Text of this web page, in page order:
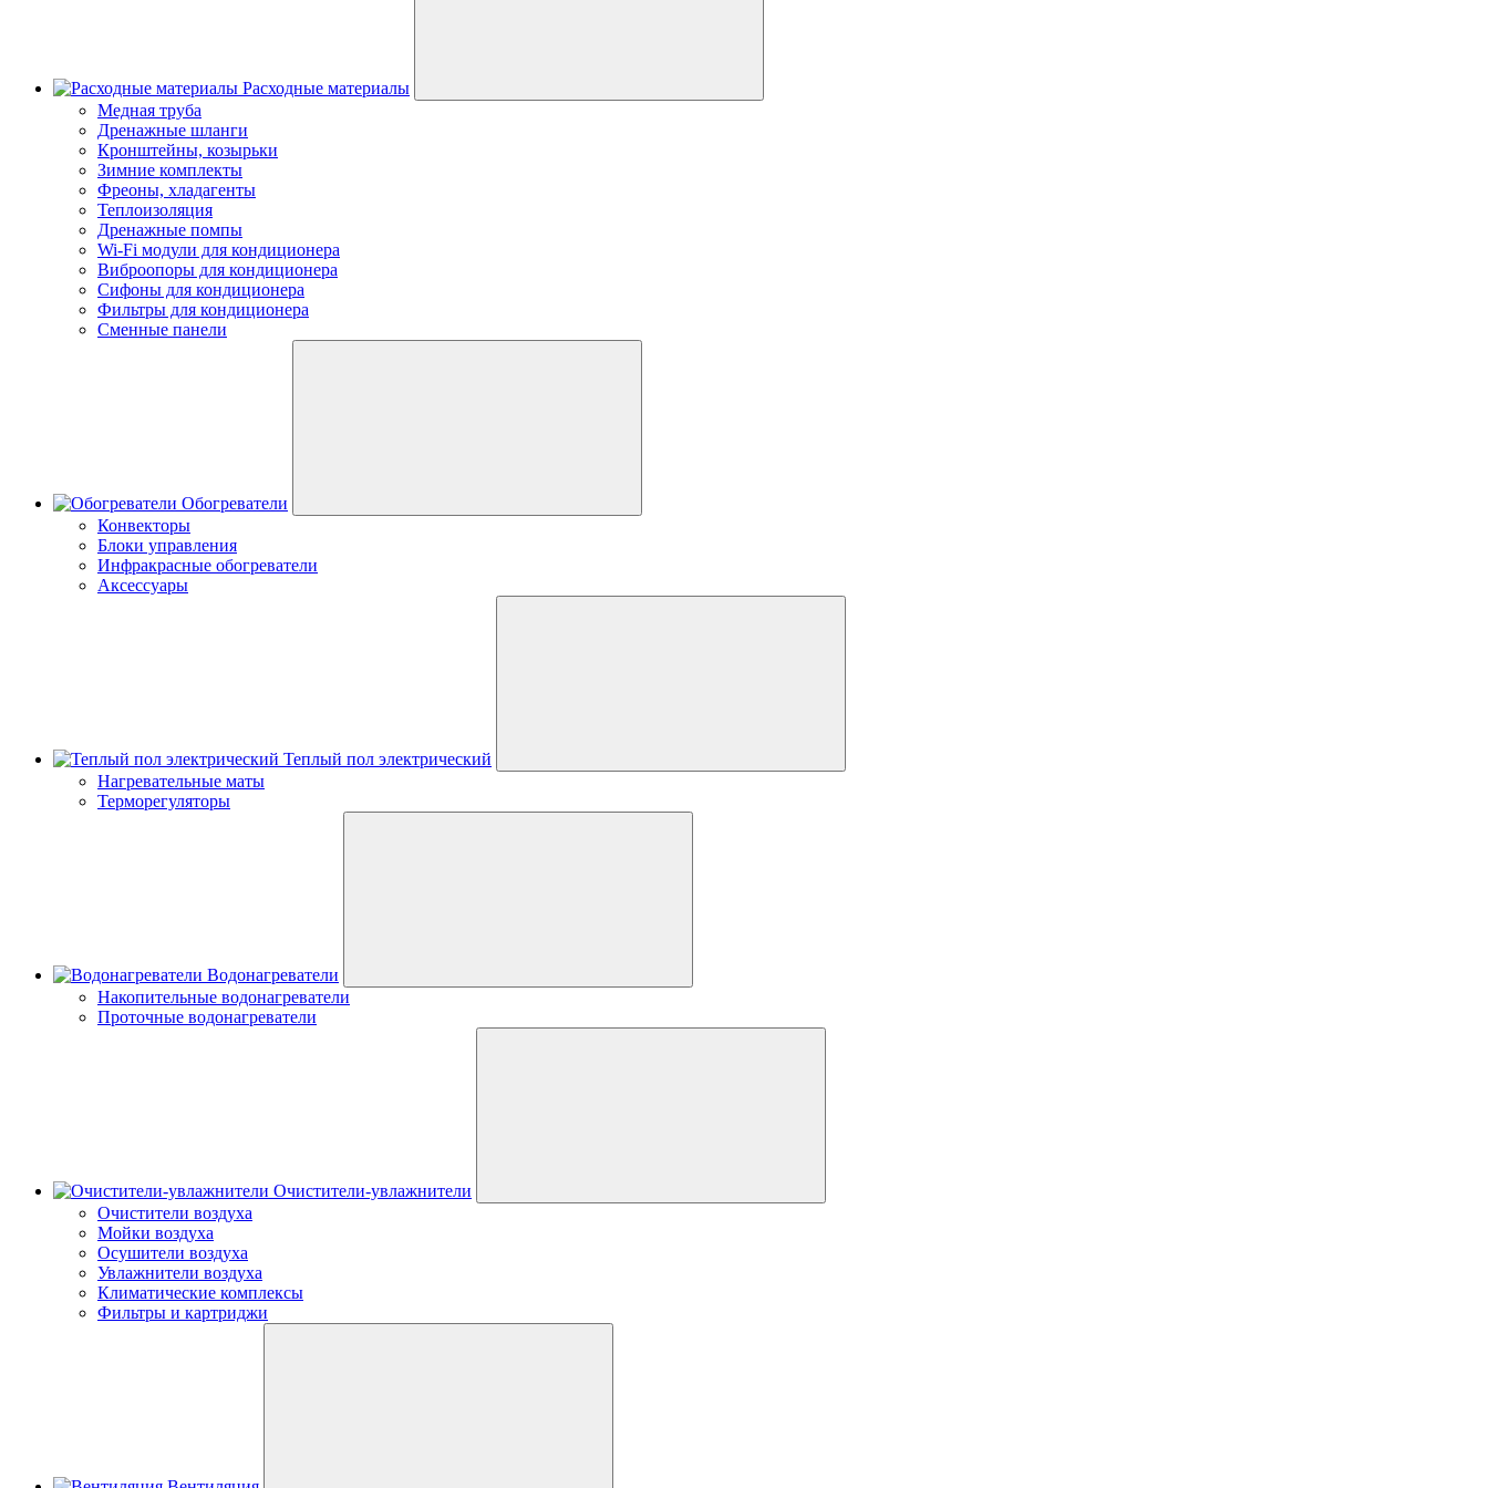
Расходные материалы
Медная труба
Дренажные шланги
Кронштейны, козырьки
Зимние комплекты
Фреоны, хладагенты
Теплоизоляция
Дренажные помпы
Wi-Fi модули для кондиционера
Виброопоры для кондиционера
Сифоны для кондиционера
Фильтры для кондиционера
Сменные панели
Обогреватели
Конвекторы
Блоки управления
Инфракрасные обогреватели
Аксессуары
Теплый пол электрический
Нагревательные маты
Терморегуляторы
Водонагреватели
Накопительные водонагреватели
Проточные водонагреватели
Очистители-увлажнители
Очистители воздуха
Мойки воздуха
Осушители воздуха
Увлажнители воздуха
Климатические комплексы
Фильтры и картриджи